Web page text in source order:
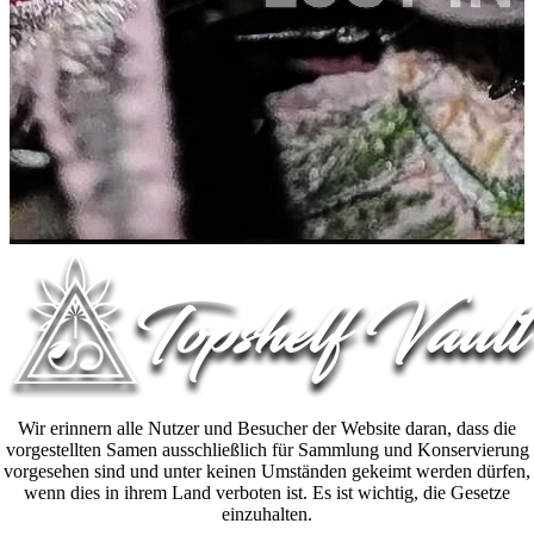
Wir erinnern alle Nutzer und Besucher der Website daran, dass die
vorgestellten Samen ausschließlich für Sammlung und Konservierung
vorgesehen sind und unter keinen Umständen gekeimt werden dürfen,
wenn dies in ihrem Land verboten ist. Es ist wichtig, die Gesetze
einzuhalten.